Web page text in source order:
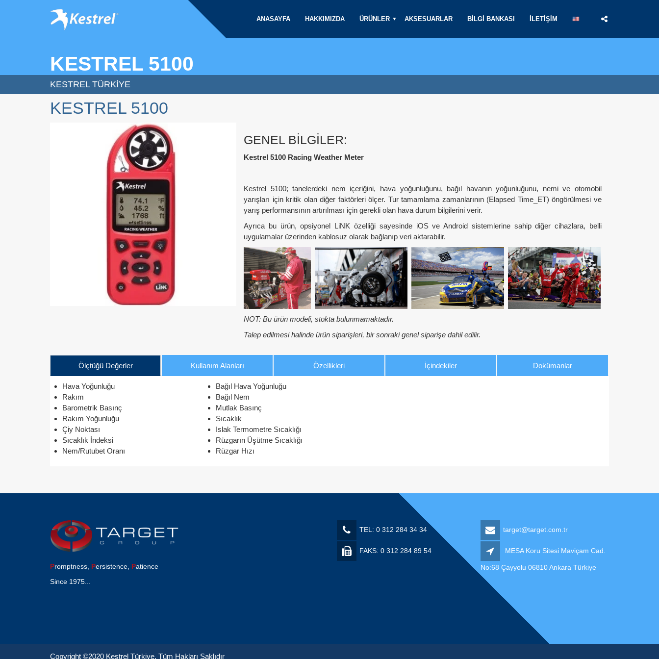
ANASAYFA HAKKIMIZDA ÜRÜNLER AKSESUARLAR BILGI BANKASI İLETIŞIM
KESTREL 5100
KESTREL TÜRKIYE
KESTREL 5100
GENEL BILGILER:
Kestrel 5100 Racing Weather Meter
Kestrel 5100; tanelerdeki nem içeriğini, hava yoğunluğunu, bağıl havanın yoğunluğunu, nemi ve otomobil
yarışları için kritik olan diğer faktörleri ölçer. Tur tamamlama zamanlarının (Elapsed Time_ET) öngörülmesi ve
yarış performansının artırılması için gerekli olan hava durum bilgilerini verir.
Ayrıca bu ürün, opsiyonel LiNK özelliği sayesinde iOS ve Android sistemlerine sahip diğer cihazlara, belli
uygulamalar üzerinden kablosuz olarak bağlanıp veri aktarabilir.
NOT: Bu ürün modeli, stokta bulunmamaktadır.
Talep edilmesi halinde ürün siparişleri, bir sonraki genel siparişe dahil edilir.
Ölçtüğü Değerler Kullanım Alanları Özellikleri İçindekiler Dokümanlar
Hava Yoğunluğu
Rakım
Barometrik Basınç
Rakım Yoğunluğu
Çiy Noktası
Sıcaklık İndeksi
Nem/Rutubet Oranı
Bağıl Hava Yoğunluğu
Bağıl Nem
Mutlak Basınç
Sıcaklık
Islak Termometre Sıcaklığı
Rüzgarın Üşütme Sıcaklığı
Rüzgar Hızı
Promptness, Persistence, Patience
Since 1975...
TEL: 0 312 284 34 34
FAKS: 0 312 284 89 54
target@target.com.tr
MESA Koru Sitesi Maviçam Cad.
No:68 Çayyolu 06810 Ankara Türkiye
Copyright ©2020 Kestrel Türkiye. Tüm Hakları Saklıdır